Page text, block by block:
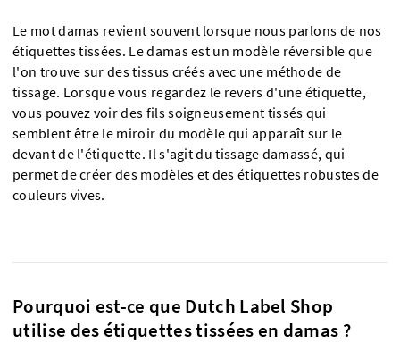
Le mot damas revient souvent lorsque nous parlons de nos
étiquettes tissées. Le damas est un modèle réversible que
l'on trouve sur des tissus créés avec une méthode de
tissage. Lorsque vous regardez le revers d'une étiquette,
vous pouvez voir des fils soigneusement tissés qui
semblent être le miroir du modèle qui apparaît sur le
devant de l'étiquette. Il s'agit du tissage damassé, qui
permet de créer des modèles et des étiquettes robustes de
couleurs vives.
Pourquoi est-ce que Dutch Label Shop
utilise des étiquettes tissées en damas ?